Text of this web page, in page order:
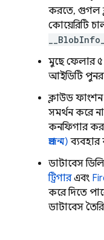
করতে, গুগল
কোয়েরিটি
__BlobInfo__
মুছে ফেলার ৫
আইডিটি
ক্লাউড
সমর্থন করে
কনফিগার
প্রজন্ম)
ডাটাবেস
ট্রিগারএবং
করে দিতে
ডাটাবেস